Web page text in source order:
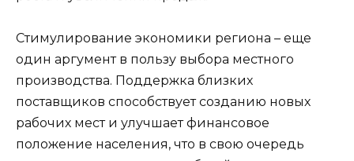
Стимулирование экономики региона – еще
один аргумент в пользу выбора местного
производства. Поддержка близких
поставщиков способствует созданию новых
рабочих мест и улучшает финансовое
положение населения, что в свою очередь